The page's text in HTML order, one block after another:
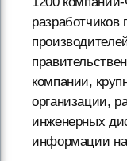
разработчиков
компании,
организации,
инженерных
информации